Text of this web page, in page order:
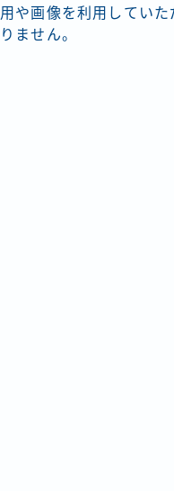
用や画像を利用していた
りません。